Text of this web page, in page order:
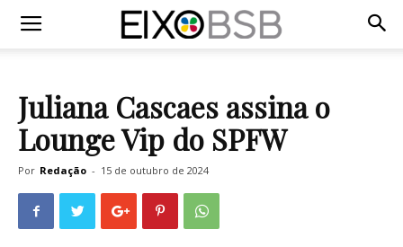
Juliana Cascaes assina o
Lounge Vip do SPFW
Por Redação - 15 de outubro de 2024